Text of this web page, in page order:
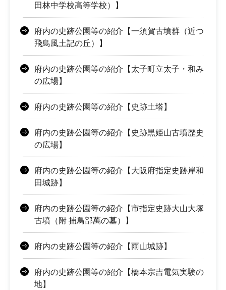
田林中学校高等学校）】
府内の史跡公園等の紹介【一須賀古墳群（近つ
飛鳥風土記の丘）】
府内の史跡公園等の紹介【太子町立太子・和み
の広場】
府内の史跡公園等の紹介【史跡土塔】
府内の史跡公園等の紹介【史跡黒姫山古墳歴史
の広場】
府内の史跡公園等の紹介【大阪府指定史跡岸和
田城跡】
府内の史跡公園等の紹介【市指定史跡大山大塚
古墳（附 捕鳥部萬の墓）】
府内の史跡公園等の紹介【雨山城跡】
府内の史跡公園等の紹介【橋本宗吉電気実験の
地】